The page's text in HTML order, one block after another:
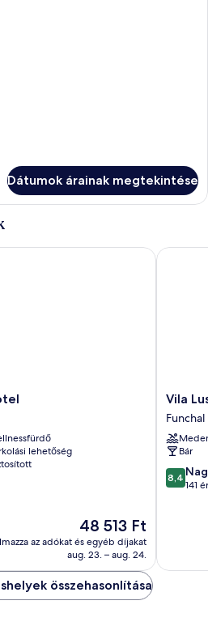
Dátumok árainak megtekintése
lehetőség
Az
48 513 Ft
48 513 Ft
az adókat és egyéb díjakat
aug. 23. – aug. 24.
Vila
Lusitânia
Funchal
Vila
Funchal
Bár
8.4
8,4
141
Vila
összehasonlítása